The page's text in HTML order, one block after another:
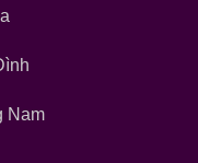
Nam